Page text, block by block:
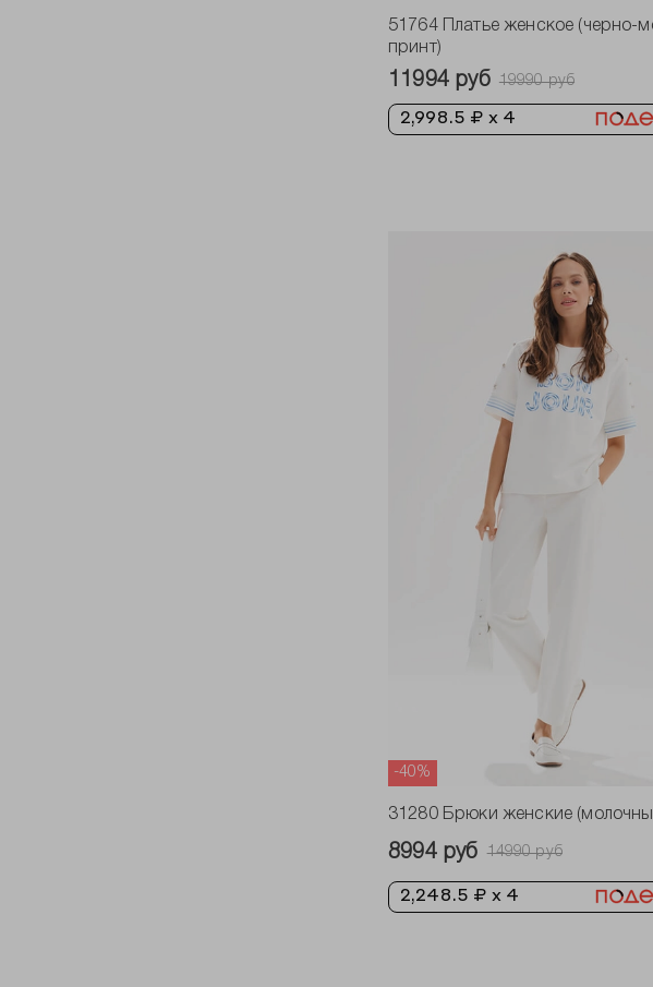
51764 Платье женское (черно-
принт)
11994 руб 19990 руб
2,998.5 ₽ x 4
-40%
31280 Брюки женские
8994 руб 14990 руб
2,248.5 ₽ x 4